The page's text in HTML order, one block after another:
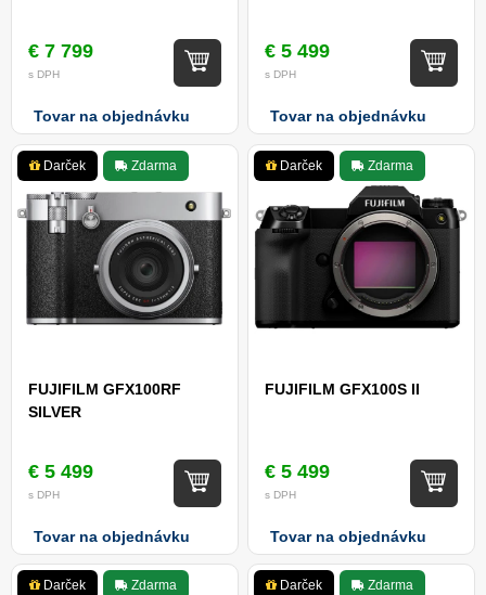
€ 7 799
s DPH
Tovar na objednávku
€ 5 499
s DPH
Tovar na objednávku
Darček Zdarma
FUJIFILM GFX100RF
SILVER
€ 5 499
s DPH
Tovar na objednávku
Darček Zdarma
FUJIFILM GFX100S II
€ 5 499
s DPH
Tovar na objednávku
Darček Zdarma Darček Zdarma